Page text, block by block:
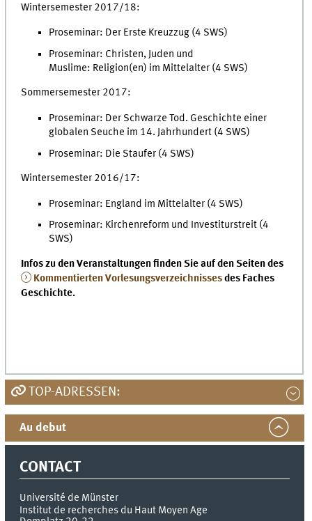
Wintersemester 2017/18:
Proseminar: Der Erste Kreuzzug (4 SWS)
Proseminar: Christen, Juden und
Muslime: Religion(en) im Mittelalter (4 SWS)
Sommersemester 2017:
Proseminar: Der Schwarze Tod. Geschichte einer
globalen Seuche im 14. Jahrhundert (4 SWS)
Proseminar: Die Staufer (4 SWS)
Wintersemester 2016/17:
Proseminar: England im Mittelalter (4 SWS)
Proseminar: Kirchenreform und Investiturstreit (4
SWS)
Infos zu den Veranstaltungen finden Sie auf den Seiten des
Kommentierten Vorlesungsverzeichnissesdes Faches
Geschichte.
TOP-ADRESSEN:
Au debut
CONTACT
Université de Münster
Institut de recherches du Haut Moyen Age